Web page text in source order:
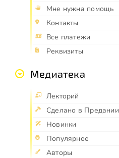
Мне нужна помощь
Контакты
Все платежи
Реквизиты
Медиатека
Лекторий
Сделано в Предании
Новинки
Популярное
Авторы